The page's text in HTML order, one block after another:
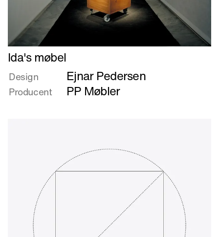
Læs
mere
om
Ida's
møbel
Ida's møbel
Design Ejnar Pedersen
Producent PP Møbler